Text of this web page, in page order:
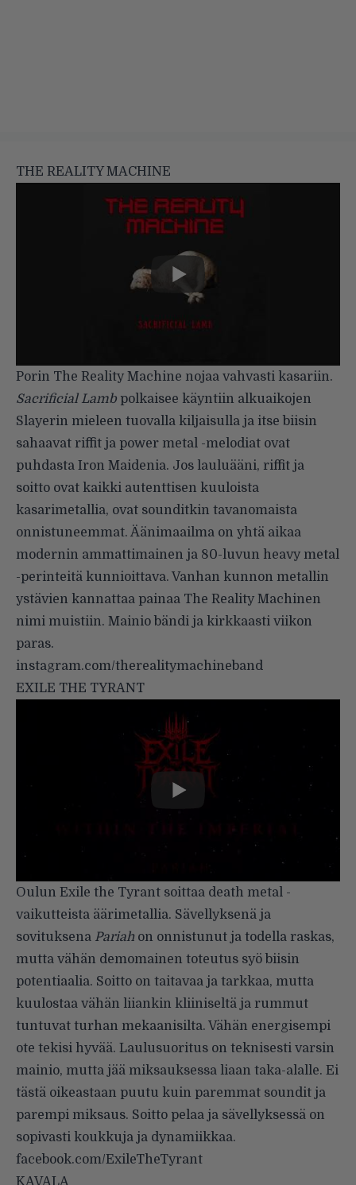
THE REALITY MACHINE
Porin The Reality Machine nojaa vahvasti kasariin.
Sacrificial Lamb polkaisee käyntiin alkuaikojen
Slayerin mieleen tuovalla kiljaisulla ja itse biisin
sahaavat riffit ja power metal -melodiat ovat
puhdasta Iron Maidenia. Jos lauluääni, riffit ja
soitto ovat kaikki autenttisen kuuloista
kasarimetallia, ovat sounditkin tavanomaista
onnistuneemmat. Äänimaailma on yhtä aikaa
modernin ammattimainen ja 80-luvun heavy metal
-perinteitä kunnioittava. Vanhan kunnon metallin
ystävien kannattaa painaa The Reality Machinen
nimi muistiin. Mainio bändi ja kirkkaasti viikon
paras.
instagram.com/therealitymachineband
EXILE THE TYRANT
Oulun Exile the Tyrant soittaa death metal -
vaikutteista äärimetallia. Sävellyksenä ja
sovituksena Pariah on onnistunut ja todella raskas,
mutta vähän demomainen toteutus syö biisin
potentiaalia. Soitto on taitavaa ja tarkkaa, mutta
kuulostaa vähän liiankin kliiniseltä ja rummut
tuntuvat turhan mekaanisilta. Vähän energisempi
ote tekisi hyvää. Laulusuoritus on teknisesti varsin
mainio, mutta jää miksauksessa liaan taka-alalle. Ei
tästä oikeastaan puutu kuin paremmat soundit ja
parempi miksaus. Soitto pelaa ja sävellyksessä on
sopivasti koukkuja ja dynamiikkaa.
facebook.com/ExileTheTyrant
KAVALA